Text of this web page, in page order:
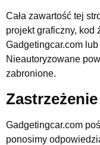
Cała zawartość tej
projekt graficzny, kod
Gadgetingcar.com
Nieautoryzowane
zabronione.
Zastrzeżenie
Gadgetingcar.com
ponosimy